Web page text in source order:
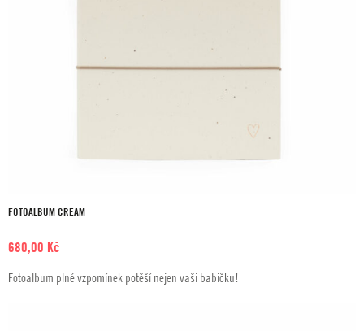
FOTOALBUM CREAM
680,00 Kč
Fotoalbum plné vzpomínek potěší nejen vaši babičku!